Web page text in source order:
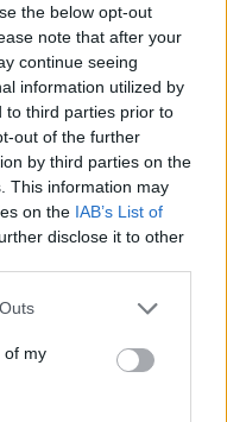
the below opt-out
note that after your
continue seeing
information utilized by
to third parties prior to
out of the further
by third parties on the
This information may
on the IAB’s List of
disclose it to other
of my
összege a 15
nem haladja
az APEH.
nem egy
hanem a
olyan hitelről szól,
alapján olyan célra
szóló törvény
az alapjául